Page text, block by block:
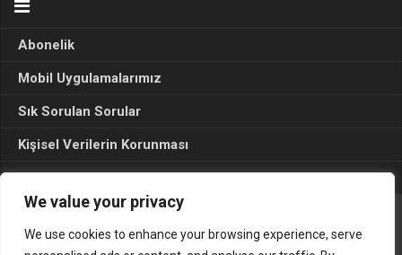
We value your privacy
We use cookies to enhance your browsing experience, serve
Abonelik
Mobil Uygulamalarımız
Sık Sorulan Sorular
Kişisel Verilerin Korunması
Seçim Sonuçları 2024
Gerçek Hayat © 2015. Her hakkı sakldır.